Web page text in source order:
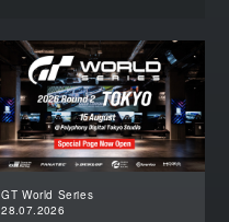
GT World Series
28.07.2026